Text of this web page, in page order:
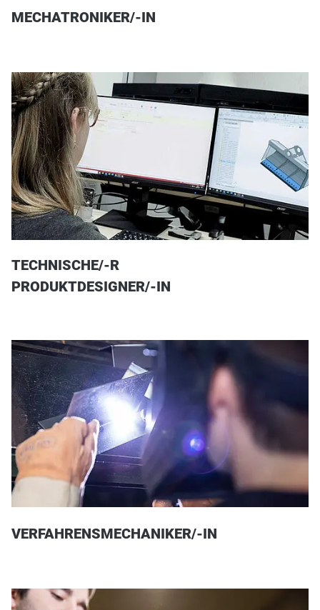
MECHATRONIKER/-IN
TECHNISCHE/-R
PRODUKTDESIGNER/-IN
VERFAHRENSMECHANIKER/-IN